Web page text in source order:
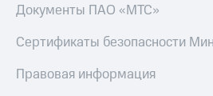
Документы ПАО «МТС»
Сертификаты безопасности
Правовая информация